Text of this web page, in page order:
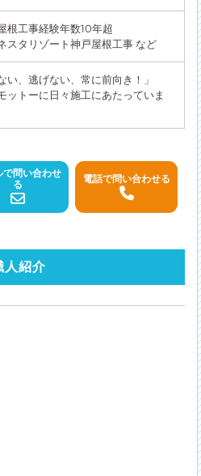
根工事経験年数10年超
スタリゾート神戸屋根工事 など
い、逃げない、常に前向き！」
ットーに日々施工にあたっていま
で問い合わせ
る
電話で問い合わせる
人紹介